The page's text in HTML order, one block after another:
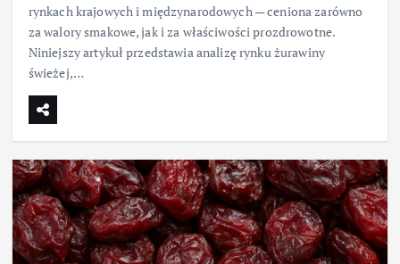
rynkach krajowych i międzynarodowych — ceniona zarówno
za walory smakowe, jak i za właściwości prozdrowotne.
Niniejszy artykuł przedstawia analizę rynku żurawiny
świeżej,…